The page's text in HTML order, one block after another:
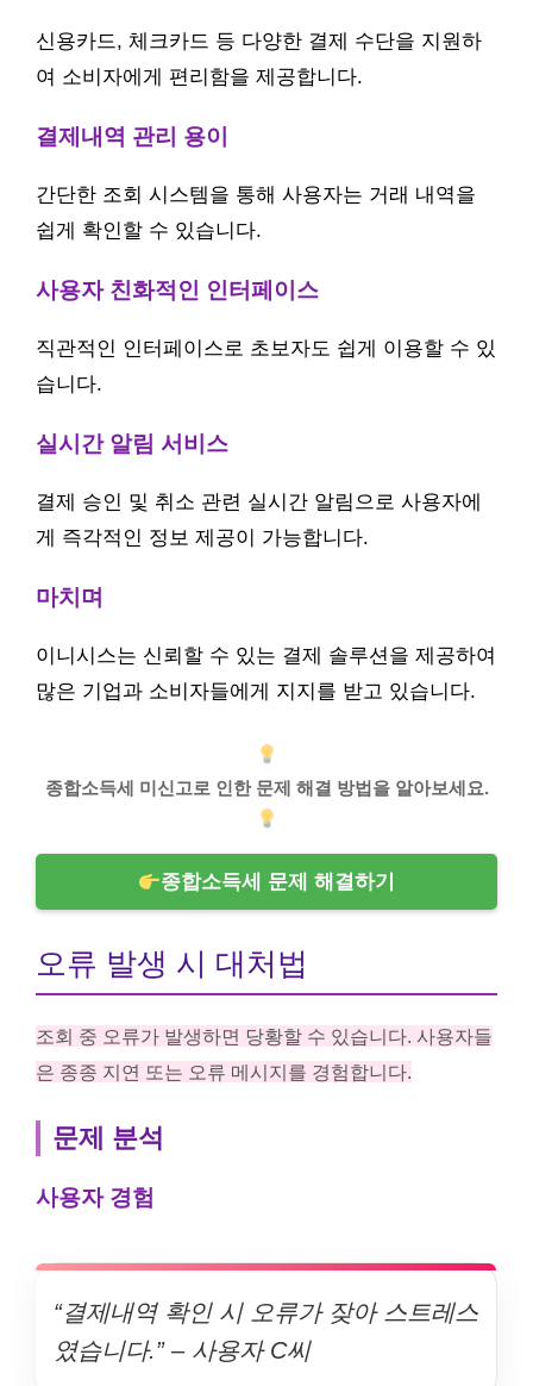
신용카드, 체크카드 등 다양한 결제 수단을 지원하
여 소비자에게 편리함을 제공합니다.
결제내역 관리 용이
간단한 조회 시스템을 통해 사용자는 거래 내역을
쉽게 확인할 수 있습니다.
사용자 친화적인 인터페이스
직관적인 인터페이스로 초보자도 쉽게 이용할 수 있
습니다.
실시간 알림 서비스
결제 승인 및 취소 관련 실시간 알림으로 사용자에
게 즉각적인 정보 제공이 가능합니다.
마치며
이니시스는 신뢰할 수 있는 결제 솔루션을 제공하여
많은 기업과 소비자들에게 지지를 받고 있습니다.
종합소득세 미신고로 인한 문제 해결 방법을 알아보세요.
종합소득세 문제 해결하기
오류 발생 시 대처법
조회 중 오류가 발생하면 당황할 수 있습니다. 사용자들
은 종종 지연 또는 오류 메시지를 경험합니다.
문제 분석
사용자 경험
“결제내역 확인 시 오류가 잦아 스트레스
였습니다.” – 사용자 C씨